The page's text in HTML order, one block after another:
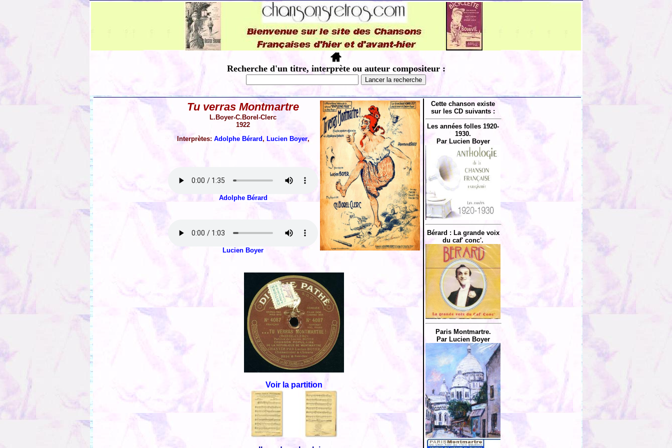
Recherche d'un titre, interprète ou auteur compositeur :
Tu verras Montmartre
L.Boyer-C.Borel-Clerc
1922
Interprètes: Adolphe Bérard , Lucien Boyer,
Adolphe Bérard
Lucien Boyer
Voir la partition
Cette chanson existe
sur les CD suivants :
Les années folles 1920-
1930.
Par Lucien Boyer
Bérard : La grande voix
du caf' conc'.
Paris Montmartre.
Par Lucien Boyer